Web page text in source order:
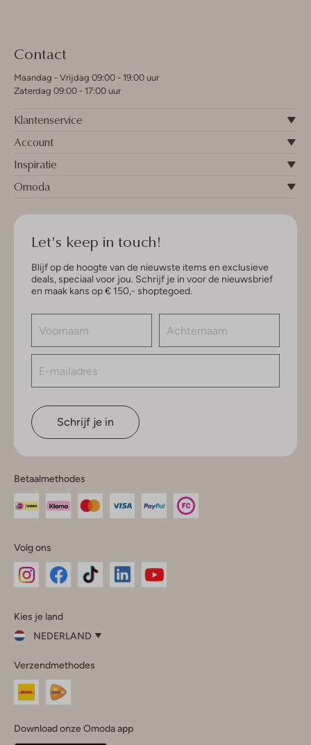
Contact
Maandag - Vrijdag 09:00 - 19:00 uur
Zaterdag 09:00 - 17:00 uur
Klantenservice
Account
Inspiratie
Omoda
Let's keep in touch!
Blijf op de hoogte van de nieuwste items en exclusieve
deals, speciaal voor jou. Schrijf je in voor de nieuwsbrief
en maak kans op € 150,- shoptegoed.
Schrijf je in
Betaalmethodes
Volg ons
InstagramFacebook
Kies je land
NEDERLAND
je
land
Nederland
Belgique(Français)
Verzendmethodes
Download onze Omoda app